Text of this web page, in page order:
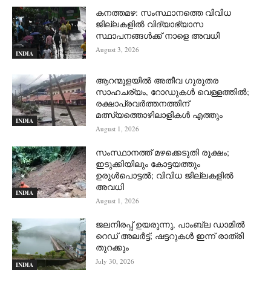
INDIA
കനത്തമഴ: സംസ്ഥാനത്തെ വിവിധ
ജില്ലകളിൽ വിദ്യാഭ്യാസ
സ്ഥാപനങ്ങൾക്ക് നാളെ അവധി
August 3, 2026
INDIA
ആറന്മുളയില്‍ അതീവ ഗുരുതര
സാഹചര്യം, റോഡുകള്‍ വെള്ളത്തില്‍;
രക്ഷാപ്രവര്‍ത്തനത്തിന്
മത്സ്യത്തൊഴിലാളികള്‍ എത്തും
August 1, 2026
INDIA
സംസ്ഥാനത്ത് മഴക്കെടുതി രൂക്ഷം;
ഇടുക്കിയിലും കോട്ടയത്തും
ഉരുള്‍പൊട്ടല്‍; വിവിധ ജില്ലകളില്‍
അവധി
August 1, 2026
INDIA
ജലനിരപ്പ് ഉയരുന്നു, പാംബ്ല ഡാമിൽ
റെഡ് അലർട്ട്; ഷട്ടറുകൾ ഇന്ന് രാത്രി
തുറക്കും
July 30, 2026